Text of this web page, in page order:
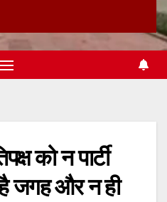
को न पार्टी
है जगह और न ही